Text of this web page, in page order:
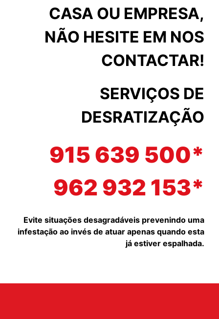
CASA OU EMPRESA,
NÃO HESITE EM NOS
CONTACTAR!
SERVIÇOS DE
DESRATIZAÇÃO
915 639 500*
962 932 153*
Evite situações desagradáveis prevenindo uma
infestação ao invés de atuar apenas quando esta
já estiver espalhada.